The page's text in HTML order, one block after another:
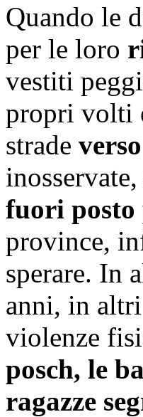
Quando le
per le loro
vestiti
propri volti
strade verso
fuori posto
province,
sperare. In
anni, in
violenze
posch, le
ragazze